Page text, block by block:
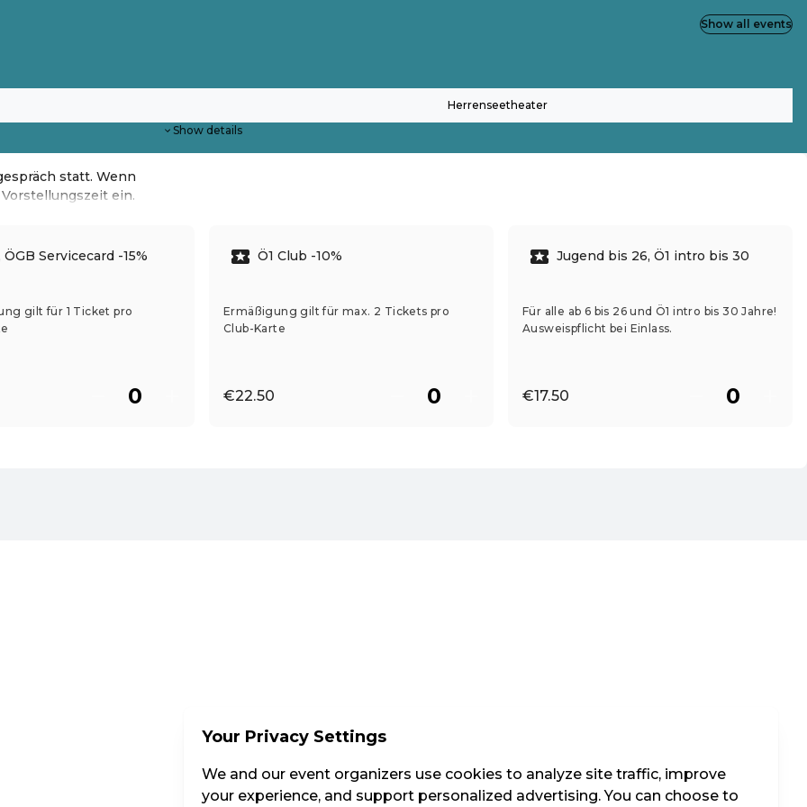
Herrenseetheater
Show details
Show all events
statt. Wenn
ein.
ÖGB Servicecard -15%
gilt für 1 Ticket pro
Ö1 Club -10%
Ermäßigung gilt für max. 2 Tickets pro
Club-Karte
€22.50
Jugend bis 26, Ö1 intro bis 30
Für alle ab 6 bis 26 und Ö1 intro bis 30 Jahre!
Ausweispflicht bei Einlass.
€17.50
Your Privacy Settings
We and our event organizers use cookies to analyze site traffic, improve
your experience, and support personalized advertising. You can choose to